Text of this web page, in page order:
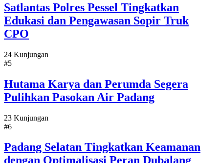
Satlantas Polres Pessel Tingkatkan
Edukasi dan Pengawasan Sopir Truk
CPO
24 Kunjungan
#5
Hutama Karya dan Perumda Segera
Pulihkan Pasokan Air Padang
23 Kunjungan
#6
Padang Selatan Tingkatkan Keamanan
dengan Optimalisasi Peran Dubalang